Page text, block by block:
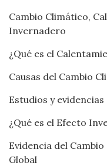
Cambio Climático,
Invernadero
¿Qué es el
Causas del Cambio
Estudios y
¿Qué es el Efecto
Evidencia del
Global